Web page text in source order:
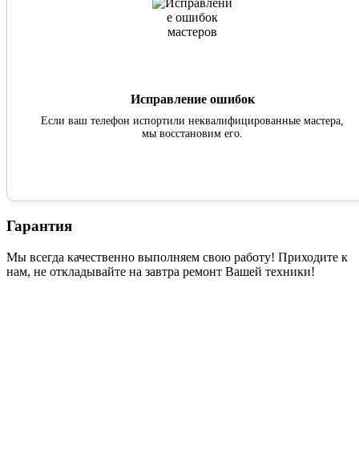
Исправление ошибок
Если ваш телефон испортили неквалифицированные мастера,
мы восстановим его.
Гарантия
Мы всегда качественно выполняем свою работу! Приходите к
нам, не откладывайте на завтра ремонт Вашей техники!